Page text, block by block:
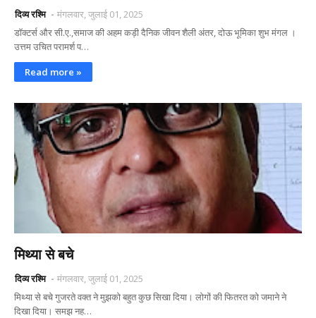
दिव्य रश्मि
मंगलवार, जुलाई 01, 2025
डॉक्टर्स और सी.ए.,समाज की अहम कड़ी दैनिक जीवन शैली अंतर, दोऊ भूमिका शुभ मंगल ।
उत्तम उचित परामर्श प…
Read more »
मिथ्या से बचे
दिव्य रश्मि
मंगलवार, जुलाई 01, 2025
मिथ्या से बचे गुजरते वक्त ने मुझको बहुत कुछ सिखा दिया। लोगों की फितरत को जमाने ने
दिखा दिया। समझ नह…